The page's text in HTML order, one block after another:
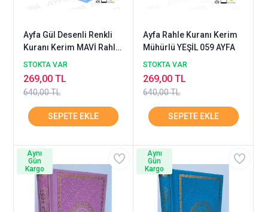
Ayfa Gül Desenli Renkli
Kuranı Kerim MAVİ Rahle
Mühürlü
STOKTA VAR
640,00 TL
269,00 TL
Ayfa Rahle Kuranı Kerim
Mühürlü YEŞİL 059 AYFA
STOKTA VAR
640,00 TL
269,00 TL
Aynı
Gün
Kargo
Aynı
Gün
Kargo